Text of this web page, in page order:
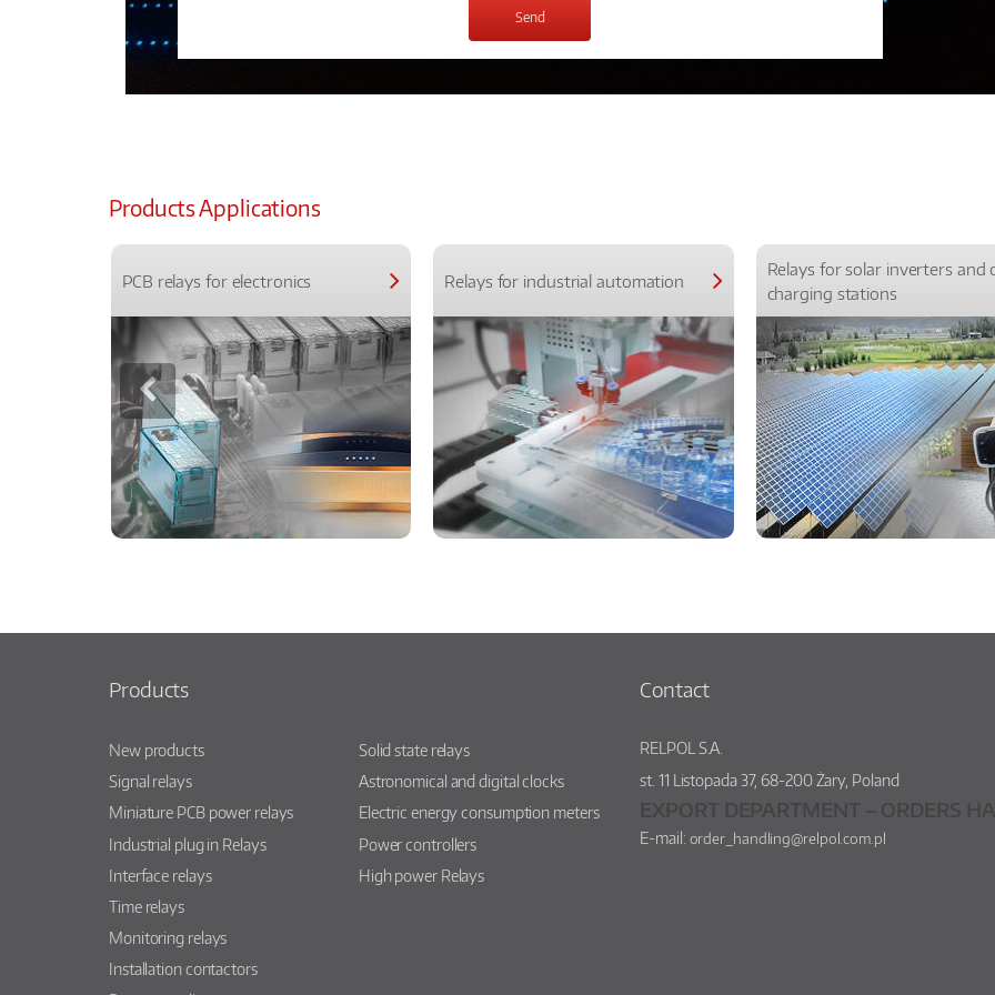
Products Applications
PCB relays for electronics Relays for industrial automation
Relays for solar inverters and
charging stations
Products
New products
Signal relays
Miniature PCB power relays
Industrial plug in Relays
Interface relays
Time relays
Monitoring relays
Installation contactors
Solid state relays
Astronomical and digital clocks
Electric energy consumption meters
Power controllers
High power Relays
Contact
RELPOL S.A.
st. 11 Listopada 37,68-200Żary, Poland
E-mail: order_handling@relpol.com.pl